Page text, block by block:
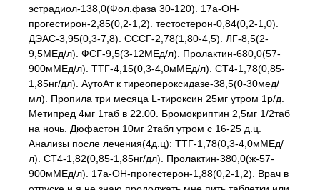
эстрадиол-138,0(Фол.фаза 30-120). 17а-ОН-
прогестирон-2,85(0,2-1,2). тестостерон-0,84(0,2-1,0).
ДЭАС-3,95(0,3-7,8). СССГ-2,78(1,80-4,5). ЛГ-8,5(2-
9,5МЕд/л). ФСГ-9,5(3-12МЕд/л). Пролактин-680,0(57-
900мМЕд/л). ТТГ-4,15(0,3-4,0мМЕд/л). СТ4-1,78(0,85-
1,85нг/дл). АутоАт к тиреопероксидазе-38,5(0-30мед/
мл). Пропила три месяца L-тироксин 25мг утром 1р/д.
Метипред 4мг 1таб в 22.00. Бромокриптин 2,5мг 1/2таб
на ночь. Дюфастон 10мг 2табл утром с 16-25 д.ц.
Анализы после лечения(4д.ц): ТТГ-1,78(0,3-4,0мМЕд/
л). СТ4-1,82(0,85-1,85нг/дл). Пролактин-380,0(ж-57-
900мМЕд/л). 17а-ОН-прогестерон-1,88(0,2-1,2). Врач в